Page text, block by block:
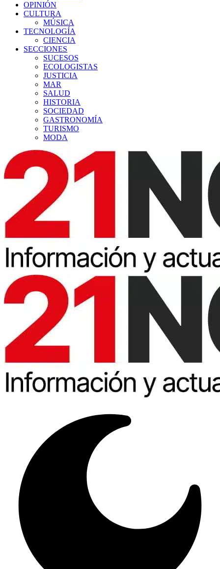
OPINIÓN
CULTURA
MÚSICA
TECNOLOGÍA
CIENCIA
SECCIONES
SUCESOS
ECOLOGISTAS
JUSTICIA
MAR
SALUD
HISTORIA
SOCIEDAD
GASTRONOMÍA
TURISMO
MODA